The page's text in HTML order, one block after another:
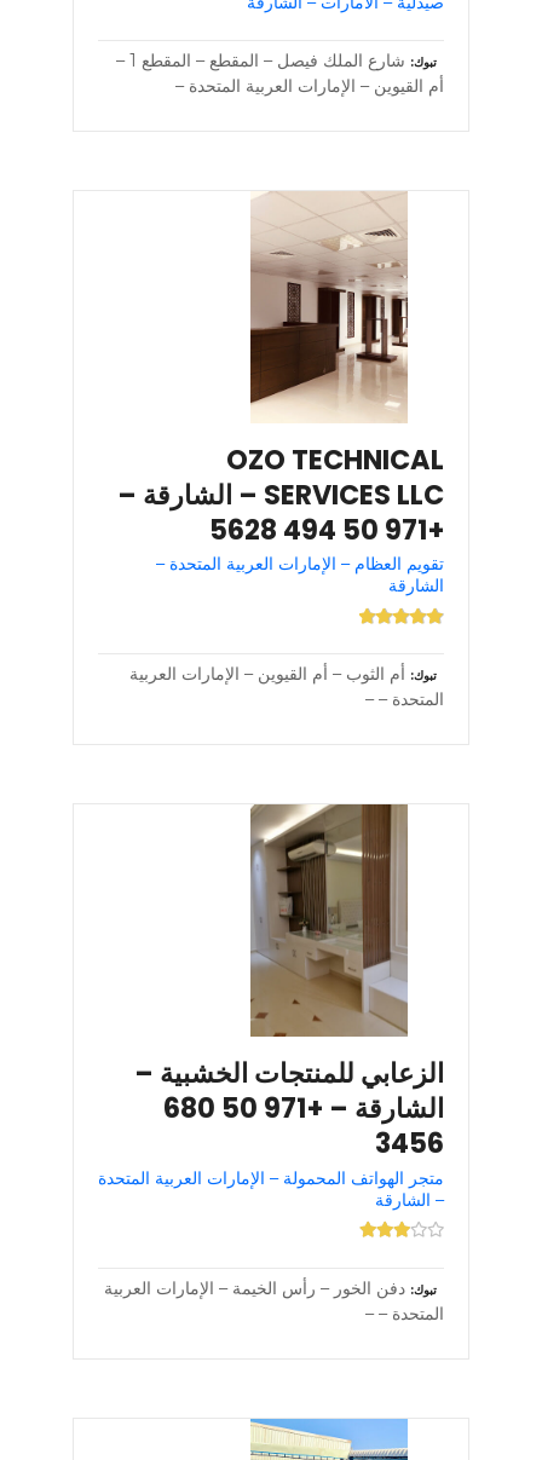
تبوك
شارع الملك فيصل – المقطع – المقطع 1 –
أم القيوين – الإمارات العربية المتحدة –
OZO TECHNICAL
SERVICES LLC – الشارقة –
+971 50 494 5628
تقويم العظام – الإمارات العربية المتحدة –
الشارقة
تبوك
أم الثوب – أم القيوين – الإمارات العربية
المتحدة – –
الزعابي للمنتجات الخشبية –
الشارقة – +971 50 680
3456
متجر الهواتف المحمولة – الإمارات العربية المتحدة
– الشارقة
تبوك دفن الخور – رأس الخيمة – الإمارات العربية
المتحدة – –